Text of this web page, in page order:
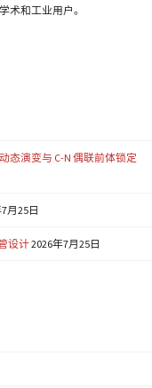
术和工业用户。
态演变与 C-N 偶联前体锁定
月25日
设计2026年7月25日